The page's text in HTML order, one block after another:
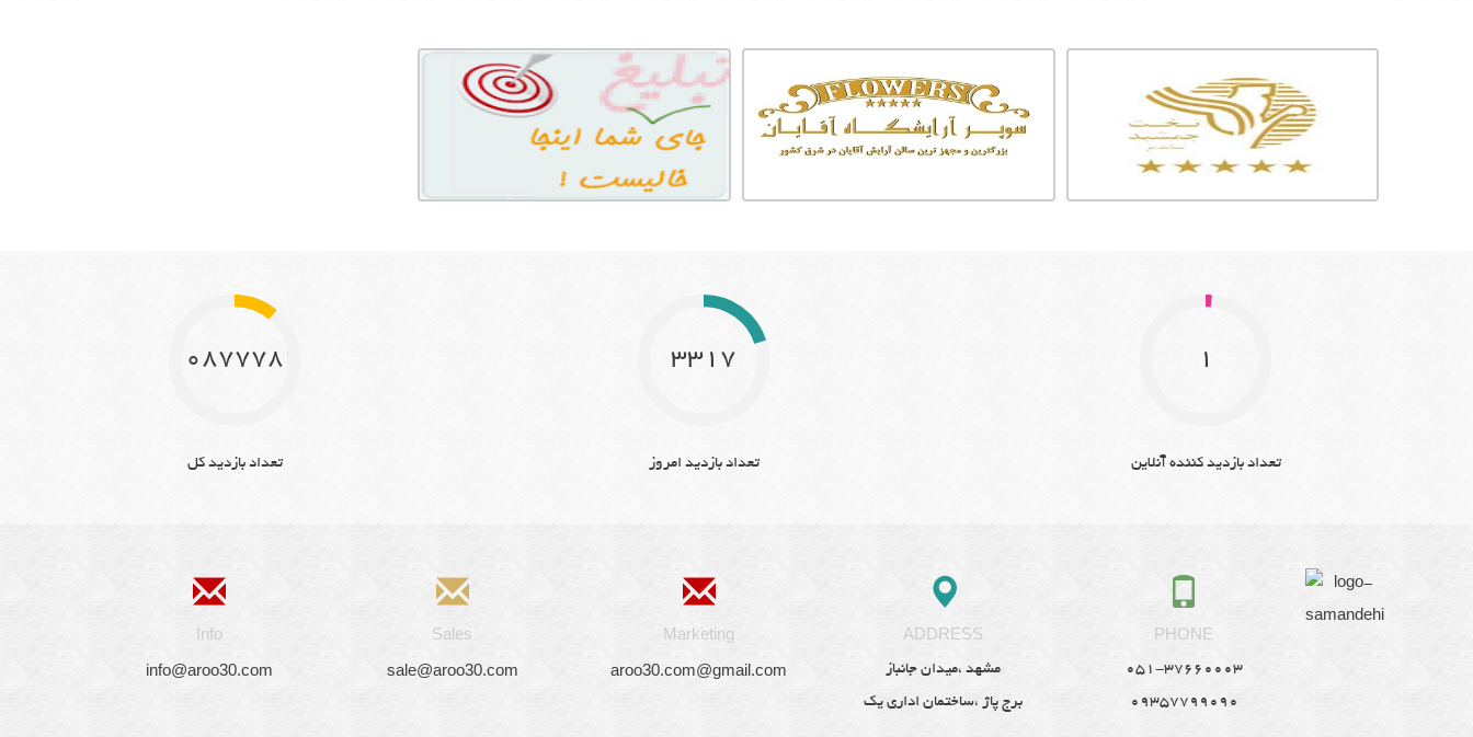
1
تعداد بازدید کننده آنلاین
3317
تعداد بازدید امروز
10877782
تعداد بازدید کل
Info
info@aroo30.com
Sales
sale@aroo30.com
Marketing
aroo30.com@gmail.com
ADDRESS
مشهد ،میدان جانباز
برج پاژ ،ساختمان اداری یک
PHONE
051-37660003
09357799090